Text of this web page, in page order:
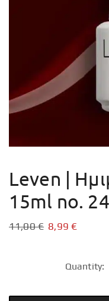
Leven |
15ml no.
11,00€ 8,99€